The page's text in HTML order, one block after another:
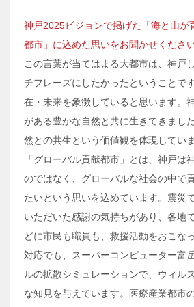
神戸2025ビジョンで掲げた「海と山が
都市」に込めた思いをお聞かせください
この言葉が当てはまる大都市は、神戸
チフレーズにしたかったということで
在・未来を象徴していると思います。
がある豊かな自然と共に生きてきまし
然との共生という価値観を体現していま
「グローバル貢献都市」とは、神戸は
のではなく、グローバルな社会の中で
たいという思いを込めています。震災
いただいた感謝の気持ちがあり、各地
どに市民も職員も、救援活動をおこな
対応でも、スーパーコンピューター富
ルの拡散シミュレーションで、ウィル
な知見を与えています。医療産業都市